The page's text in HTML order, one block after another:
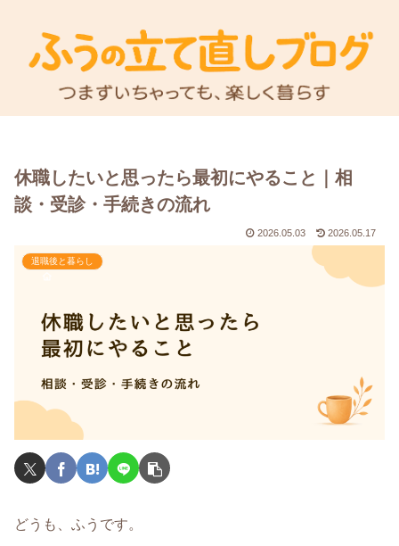
休職したいと思ったら最初にやること｜相
談・受診・手続きの流れ
2026.05.03 2026.05.17
退職後と暮らし
どうも、ふうです。